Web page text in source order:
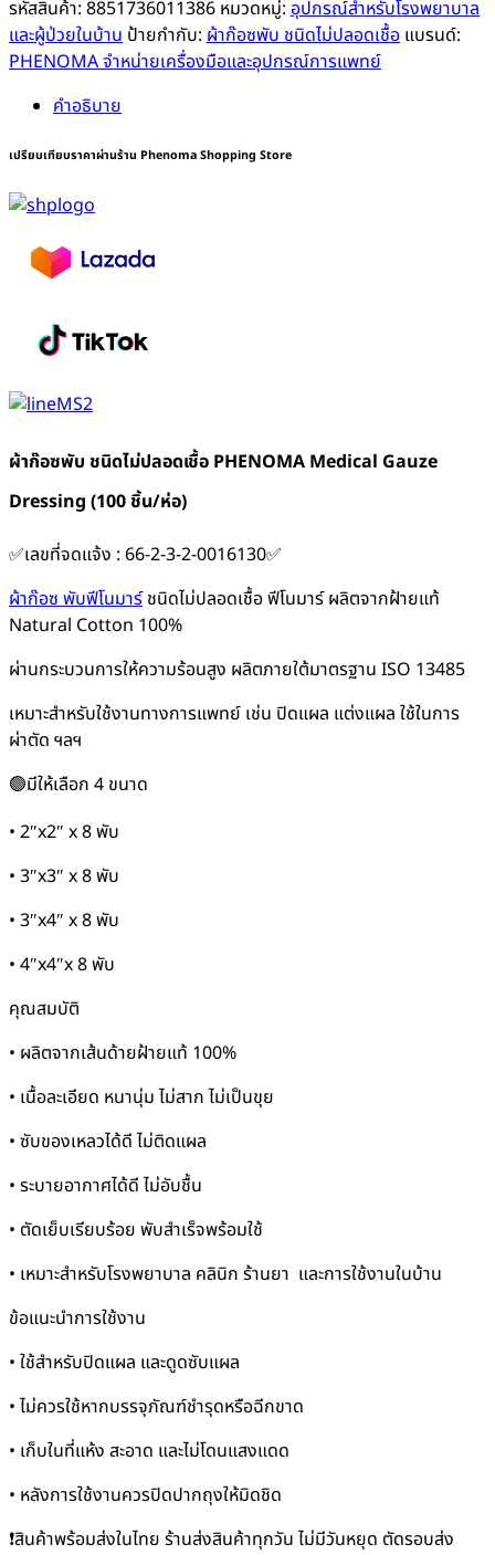
ซพับ
ชนิด
ปลอด
PHENOMA
Medical
Gauze
Dressing
ขนาด
นิ้ว
ละ
ชิ้น]
รหัสสินค้า: 8851736011386 หมวดหมู่: อุปกรณ์สำหรับโรงพยาบาล
และผู้ป่วยในบ้าน ป้ายกำกับ: ผ้าก๊อซพับ ชนิดไม่ปลอดเชื้อ แบรนด์:
PHENOMA จำหน่ายเครื่องมือและอุปกรณ์การแพทย์
คำอธิบาย
เปรียบเทียบราคาผ่านร้าน Phenoma Shopping Store
ผ้าก๊อซพับ ชนิดไม่ปลอดเชื้อ PHENOMA Medical Gauze
Dressing (100 ชิ้น/ห่อ)
✅เลขที่จดแจ้ง : 66-2-3-2-0016130✅
ผ้าก๊อซ พับฟีโนมาร์ชนิดไม่ปลอดเชื้อ ฟีโนมาร์ ผลิตจากฝ้ายแท้
Natural Cotton 100%
ผ่านกระบวนการให้ความร้อนสูง ผลิตภายใต้มาตรฐาน ISO 13485
เหมาะสำหรับใช้งานทางการแพทย์ เช่น ปิดแผล แต่งแผล ใช้ในการ
ผ่าตัด ฯลฯ
🟢มีให้เลือก 4 ขนาด
• 2″x2″ x 8 พับ
• 3″x3″ x 8 พับ
• 3″x4″ x 8 พับ
• 4″x4″x 8 พับ
คุณสมบัติ
• ผลิตจากเส้นด้ายฝ้ายแท้ 100%
• เนื้อละเอียด หนานุ่ม ไม่สาก ไม่เป็นขุย
• ซับของเหลวได้ดี ไม่ติดแผล
• ระบายอากาศได้ดี ไม่อับชื้น
• ตัดเย็บเรียบร้อย พับสำเร็จพร้อมใช้
• เหมาะสำหรับโรงพยาบาล คลินิก ร้านยา และการใช้งานในบ้าน
ข้อแนะนำการใช้งาน
• ใช้สำหรับปิดแผล และดูดซับแผล
• ไม่ควรใช้หากบรรจุภัณฑ์ชำรุดหรือฉีกขาด
• เก็บในที่แห้ง สะอาด และไม่โดนแสงแดด
• หลังการใช้งานควรปิดปากถุงให้มิดชิด
❗สินค้าพร้อมส่งในไทย ร้านส่งสินค้าทุกวัน ไม่มีวันหยุด ตัดรอบส่ง